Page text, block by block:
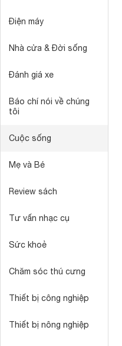
Điện máy
Nhà cửa & Đời sống
Đánh giá xe
Báo chí nói về chúng
tôi
Cuộc sống
Mẹ và Bé
Review sách
Tư vấn nhạc cụ
Sức khoẻ
Chăm sóc thú cưng
Thiết bị công nghiệp
Thiết bị nông nghiệp